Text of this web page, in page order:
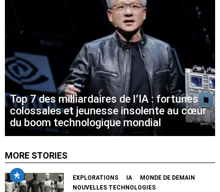
Top 7 des milliardaires de l’IA : fortunes
colossales et jeunesse insolente au cœur
du boom technologique mondial
MORE STORIES
EXPLORATIONS IA
MONDE DE DEMAIN
NOUVELLES TECHNOLOGIES